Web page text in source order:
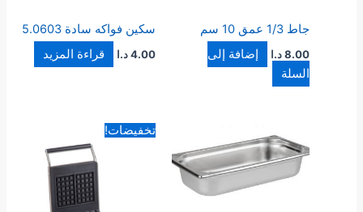
جاط 1/3 عمق 10 سم
8.00 د.ا
إضافة إلى
السلة
سكين فواكه سادة 5.0603
4.00د.ا قراءة المزيد
تخفيضات!
الأصلي
هو:
210.00 د.ا.
هو:
185.00 د.ا.